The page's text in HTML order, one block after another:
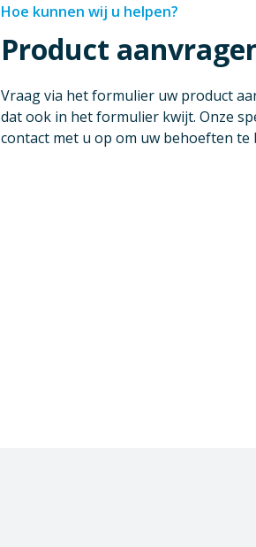
Hoe kunnen wij u helpen?
Product
Vraag via het formulier uw product
dat ook in het formulier kwijt. Onze
contact met u op om uw behoeften te